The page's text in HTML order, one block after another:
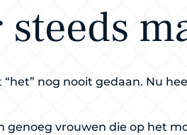
steeds
nog nooit gedaan. Nu
genoeg vrouwen die op het